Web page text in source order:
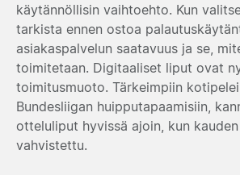
käytännöllisin vaihtoehto. Kun
tarkista ennen ostoa
asiakaspalvelun saatavuus ja se,
toimitetaan. Digitaaliset liput ovat
toimitusmuoto. Tärkeimpiin
Bundesliigan huipputapaamisiin,
otteluliput hyvissä ajoin, kun
vahvistettu.